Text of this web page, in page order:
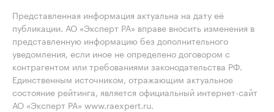
Представленная информация актуальна на дату её
публикации. АО «Эксперт РА» вправе вносить изменения в
представленную информацию без дополнительного
уведомления, если иное не определено договором с
контрагентом или требованиями законодательства РФ.
Единственным источником, отражающим актуальное
состояние рейтинга, является официальный интернет-сайт
АО «Эксперт РА» www.raexpert.ru.